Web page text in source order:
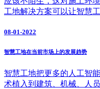
工地解决方案可以让智慧
08-01-2022
智慧工地在当前市场上的发展趋势
智慧工地把更多的人工智
术植入到建筑、机械、人